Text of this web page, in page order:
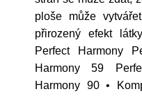
ploše může
přirozený efekt
Perfect Harmony
Harmony 59
Harmony 90 •